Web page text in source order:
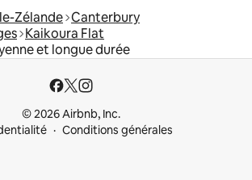
Zélande Canterbury
Kaikoura Flat
et longue durée
© 2026 Airbnb, Inc.
Conditions générales